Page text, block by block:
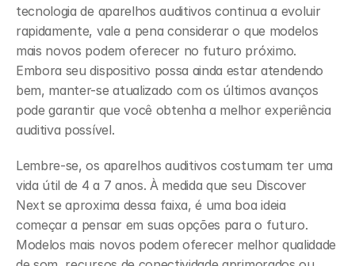
tecnologia de aparelhos auditivos continua a evoluir
rapidamente, vale a pena considerar o que modelos
mais novos podem oferecer no futuro próximo.
Embora seu dispositivo possa ainda estar atendendo
bem, manter-se atualizado com os últimos avanços
pode garantir que você obtenha a melhor experiência
auditiva possível.
Lembre-se, os aparelhos auditivos costumam ter uma
vida útil de 4 a 7 anos. À medida que seu Discover
Next se aproxima dessa faixa, é uma boa ideia
começar a pensar em suas opções para o futuro.
Modelos mais novos podem oferecer melhor qualidade